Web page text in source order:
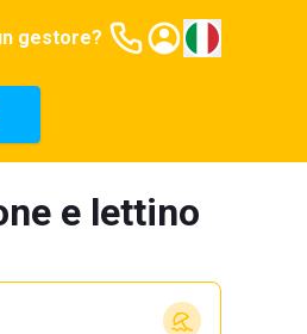
gestore?
e lettino